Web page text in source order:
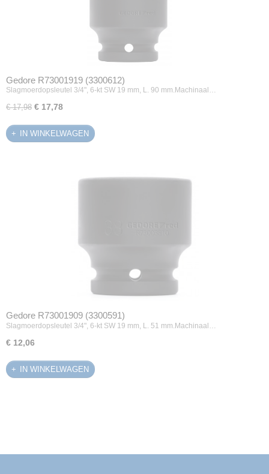
Gedore R73001919 (3300612)
Slagmoerdopsleutel 3/4", 6-kt SW 19 mm, L. 90 mm.Machinaal…
€ 17,98 € 17,78
IN WINKELWAGEN
Gedore R73001909 (3300591)
Slagmoerdopsleutel 3/4", 6-kt SW 19 mm, L. 51 mm.Machinaal…
€ 12,06
IN WINKELWAGEN